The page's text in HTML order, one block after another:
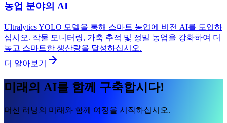
농업 분야의 AI
Ultralytics YOLO 모델을 통해 스마트 농업에 비전 AI를 도입하
십시오. 작물 모니터링, 가축 추적 및 정밀 농업을 강화하여 더
높고 스마트한 생산량을 달성하십시오.
더 알아보기
미래의 AI를 함께 구축합시다!
머신 러닝의 미래와 함께 여정을 시작하십시오.